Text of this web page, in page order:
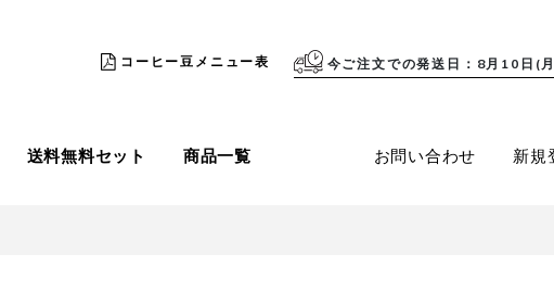
コーヒー豆メニュー表 今ご注文での発送日 8月10日(
送料無料セット 商品一覧 お問い合わせ 新規